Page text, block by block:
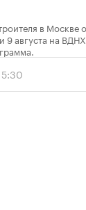
в Москве
9 августа на